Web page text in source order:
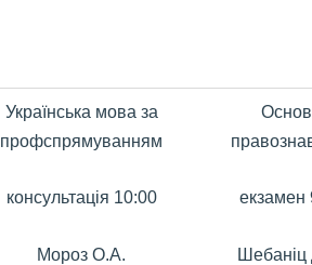
Українська мова за
профспрямуванням
консультація 10:00
Мороз О.А.
екзамен